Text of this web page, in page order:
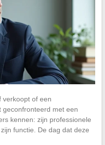
verkoopt of een
geconfronteerd met een
kennen: zijn professionele
functie. De dag dat deze